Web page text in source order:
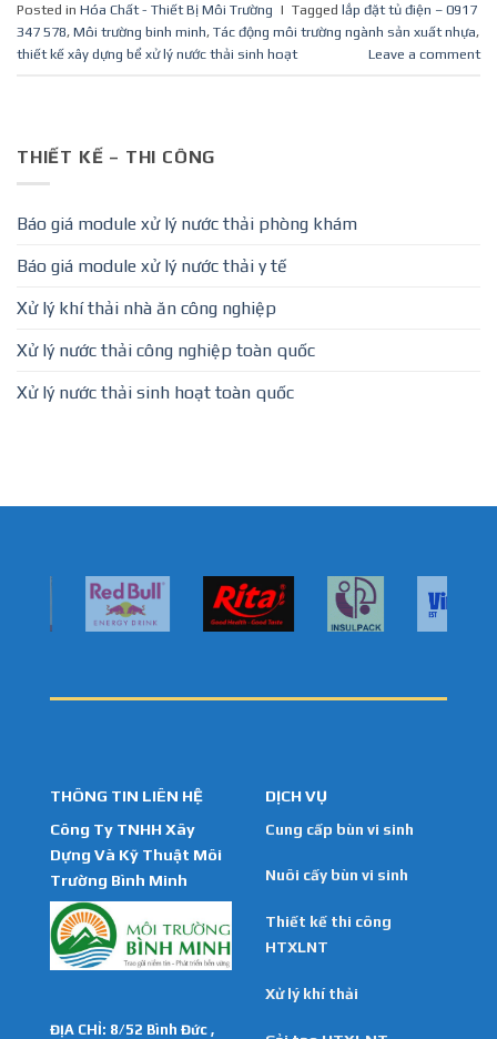
Posted in Hóa Chất - Thiết Bị Môi Trường | Tagged lắp đặt tủ điện – 0917
347 578, Môi trường binh minh, Tác động môi trường ngành sản xuất nhựa,
thiết kế xây dựng bể xử lý nước thải sinh hoạt
Leave a comment
THIẾT KẾ – THI CÔNG
Báo giá module xử lý nước thải phòng khám
Báo giá module xử lý nước thải y tế
Xử lý khí thải nhà ăn công nghiệp
Xử lý nước thải công nghiệp toàn quốc
Xử lý nước thải sinh hoạt toàn quốc
THÔNG TIN LIÊN HỆ
Công Ty TNHH Xây
Dựng Và Kỹ Thuật Môi
Trường Bình Minh
ĐỊA CHỈ: 8/52 Bình Đức ,
DỊCH VỤ
Cung cấp bùn vi sinh
Nuôi cấy bùn vi sinh
Thiết kế thi công
HTXLNT
Xử lý khí thải